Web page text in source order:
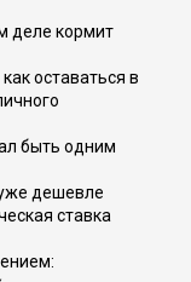
деле кормит
оставаться в
быть одним
дешевле
ставка